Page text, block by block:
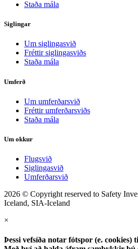
Staða mála
Siglingar
Um siglingasvið
Fréttir siglingasviðs
Staða mála
Umferð
Um umferðarsvið
Fréttir umferðarsviðs
Staða mála
Um okkur
Flugsvið
Siglingasvið
Umferðarsvið
2026 © Copyright reserved to Safety
Iceland, SIA-Iceland
×
Þessi vefsíða notar fótspor (e.